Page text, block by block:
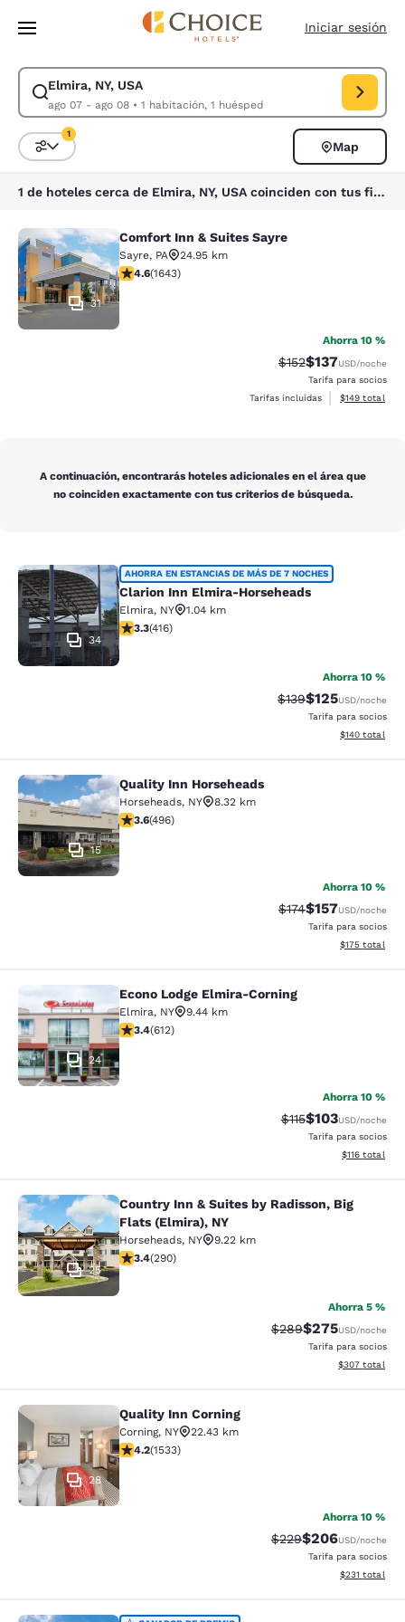
Pasar A Contenido Principal
Iniciar sesión
Elmira, NY, USA
ago 07 - ago 08• 1 habitación, 1 huésped
Modificar la búsqueda de Elmira, NY, USA. Fecha de check-in ago 07,
Ordenar y filtrar
1
Map
1 de hoteles cerca de Elmira, NY, USA coinciden con tus filtros
Comfort Inn & Suites Sayre
31
Comfort Inn & Suites Sayre
Sayre, PA
24.95 km
calificación de 4.59 estrellas. Excelente. 1643 reseñas
4.6(1643)
Ahorra 10 %
Precio tachado:
$152Precio con
$137USD/noche
Tarifa para socios
Tarifas incluidas
Ver detalles
$149 total
A continuación, encontrarás hoteles adicionales en el área que
no coinciden exactamente con tus criterios de búsqueda.
Clarion Inn Elmira-Horseheads
34
AHORRA EN ESTANCIAS DE MÁS DE 7 NOCHES
Clarion Inn Elmira-Horseheads
Elmira, NY
1.04 km
calificación de 3.29 estrellas. Bueno. 416 reseñas
3.3(416)
Ahorra 10 %
Precio tachado:
$139Precio con
$125USD/noche
Tarifa para socios
Ver detalles
$140 total
Quality Inn Horseheads
15
Quality Inn Horseheads
Horseheads, NY
8.32 km
calificación de 3.62 estrellas. Bueno. 496 reseñas
3.6(496)
Ahorra 10 %
Precio tachado:
$174Precio con
$157USD/noche
Tarifa para socios
Ver detalles
$175 total
Econo Lodge Elmira-Corning
24
Econo Lodge Elmira-Corning
Elmira, NY
9.44 km
calificación de 3.41 estrellas. Bueno. 612 reseñas
3.4(612)
Ahorra 10 %
Precio tachado:
$115Precio con
$103USD/noche
Tarifa para socios
Ver detalles
$116 total
Country Inn & Suites by Radisson,
25
Country Inn & Suites by Radisson, Big
Flats (Elmira), NY
Horseheads, NY
9.22 km
calificación de 3.43 estrellas. Bueno. 290 reseñas
3.4(290)
Ahorra 5 %
Precio tachado:
$289Precio con
$275USD/noche
Tarifa para socios
Ver detalles
$307 total
Quality Inn Corning
28
Quality Inn Corning
Corning, NY
22.43 km
calificación de 4.23 estrellas. Excelente. 1533 reseñas
4.2(1533)
Ahorra 10 %
Precio tachado:
$229Precio con
$206USD/noche
Tarifa para socios
Ver detalles
$231 total